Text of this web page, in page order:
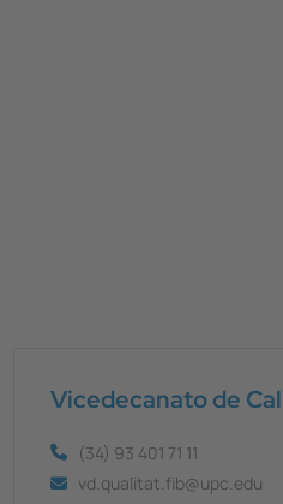
Vicedecanato de
(34) 93 401 71 11
vd.qualitat.fib@upc.edu